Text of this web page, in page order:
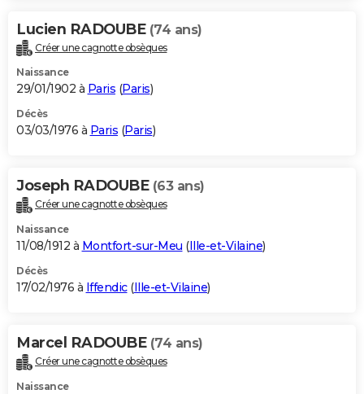
Lucien RADOUBE (74 ans)
Créer une cagnotte obsèques
Naissance
29/01/1902 à Paris (Paris)
Décès
03/03/1976 à Paris (Paris)
Joseph RADOUBE (63 ans)
Créer une cagnotte obsèques
Naissance
11/08/1912 à Montfort-sur-Meu (Ille-et-Vilaine)
Décès
17/02/1976 à Iffendic(Ille-et-Vilaine)
Marcel RADOUBE (74 ans)
Créer une cagnotte obsèques
Naissance